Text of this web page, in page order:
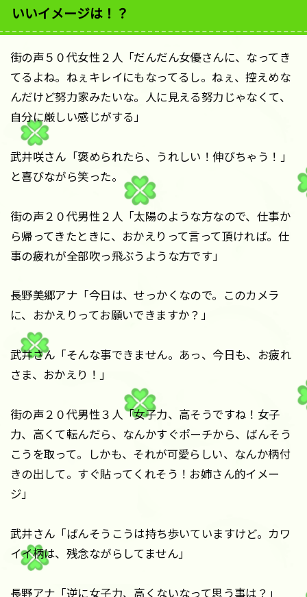
いいイメージは！？
街の声５０代女性２人「だんだん女優さんに、なってき
てるよね。ねぇキレイにもなってるし。ねぇ、控えめな
んだけど努力家みたいな。人に見える努力じゃなくて、
自分に厳しい感じがする」
武井咲さん「褒められたら、うれしい！伸びちゃう！」
と喜びながら笑った。
街の声２０代男性２人「太陽のような方なので、仕事か
ら帰ってきたときに、おかえりって言って頂ければ。仕
事の疲れが全部吹っ飛ぶうような方です」
長野美郷アナ「今日は、せっかくなので。このカメラ
に、おかえりってお願いできますか？」
武井さん「そんな事できません。あっ、今日も、お疲れ
さま、おかえり！」
街の声２０代男性３人「女子力、高そうですね！女子
力、高くて転んだら、なんかすぐポーチから、ばんそう
こうを取って。しかも、それが可愛らしい、なんか柄付
きの出して。すぐ貼ってくれそう！お姉さん的イメー
ジ」
武井さん「ばんそうこうは持ち歩いていますけど。カワ
イイ柄は、残念ながらしてません」
長野アナ「逆に女子力、高くないなって思う事は？」